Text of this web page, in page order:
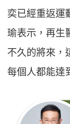
奕已經重返運
瑜表示，再生
不久的將來，
每個人都能達